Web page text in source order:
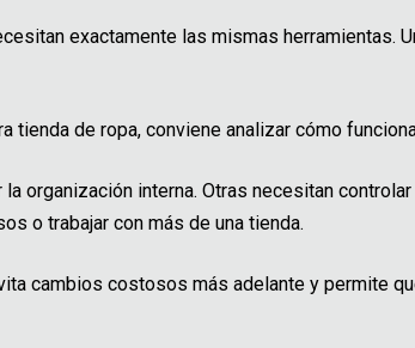
exactamente las mismas herramientas.
tienda de ropa, conviene analizar cómo
organización interna. Otras necesitan
o trabajar con más de una tienda.
cambios costosos más adelante y permite